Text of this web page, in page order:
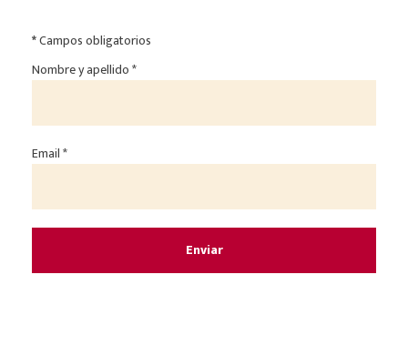
*Campos obligatorios
Nombre y apellido *
Email *